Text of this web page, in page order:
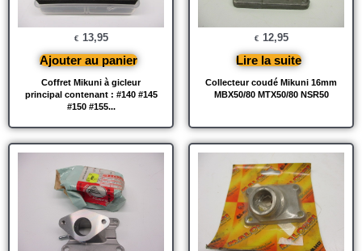
Coffret Mikuni à gicleur
principal contenant : #140 #145
#150 #155...
€ 13,95
Ajouter au panier
Collecteur coudé Mikuni 16mm
MBX50/80 MTX50/80 NSR50
€ 12,95
Lire la suite